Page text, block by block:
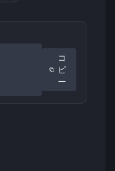
コ
ピ
ー